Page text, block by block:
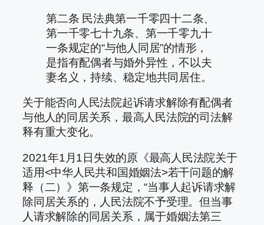
第二条 民法典第一千零四十二条、
第一千零七十九条、第一千零九十
一条规定的“与他人同居”的情形，
是指有配偶者与婚外异性，不以夫
妻名义，持续、稳定地共同居住。
关于能否向人民法院起诉请求解除有配偶者
与他人的同居关系，最高人民法院的司法解
释有重大变化。
2021年1月1日失效的原《最高人民法院关于
适用<中华人民共和国婚姻法>若干问题的解
释（二）》第一条规定，“当事人起诉请求解
除同居关系的，人民法院不予受理。但当事
人请求解除的同居关系，属于婚姻法第三